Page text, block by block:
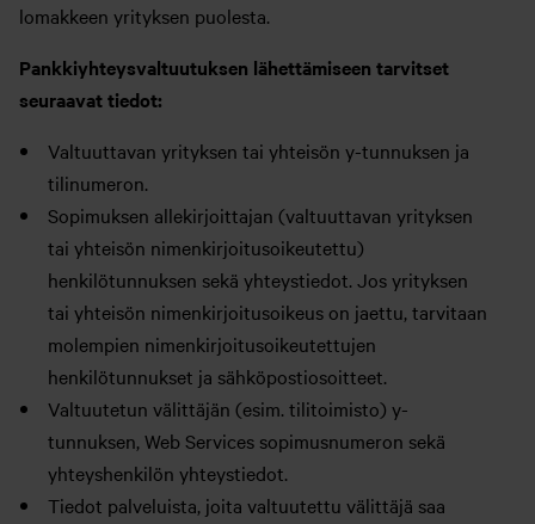
lomakkeen yrityksen puolesta.
Pankkiyhteysvaltuutuksen lähettämiseen tarvitset
seuraavat tiedot:
Valtuuttavan yrityksen tai yhteisön y-tunnuksen ja
tilinumeron.
Sopimuksen allekirjoittajan (valtuuttavan yrityksen
tai yhteisön nimenkirjoitusoikeutettu)
henkilötunnuksen sekä yhteystiedot. Jos yrityksen
tai yhteisön nimenkirjoitusoikeus on jaettu, tarvitaan
molempien nimenkirjoitusoikeutettujen
henkilötunnukset ja sähköpostiosoitteet.
Valtuutetun välittäjän (esim. tilitoimisto) y-
tunnuksen, Web Services sopimusnumeron sekä
yhteyshenkilön yhteystiedot.
Tiedot palveluista, joita valtuutettu välittäjä saa